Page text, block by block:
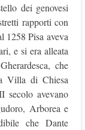
dei genovesi
rapporti con
1258 Pisa aveva
e si era alleata
che
Villa di Chiesa
secolo avevano
Arborea e
che Dante